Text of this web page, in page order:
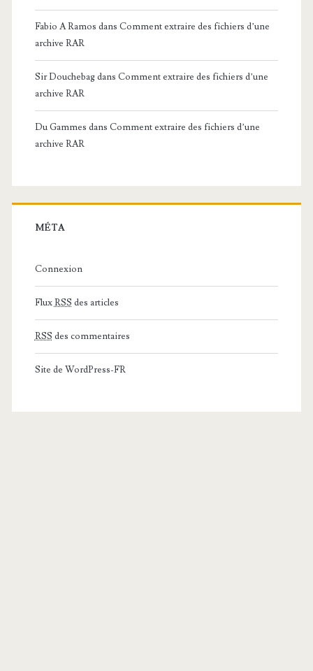
Fabio A Ramos dans Comment extraire des fichiers d’une
archive RAR
Sir Douchebagdans Comment extraire des fichiers d’une
archive RAR
Du Gammes dans Comment extraire des fichiers d’une
archive RAR
MÉTA
Connexion
FluxRSS des articles
RSS des commentaires
Site de WordPress-FR